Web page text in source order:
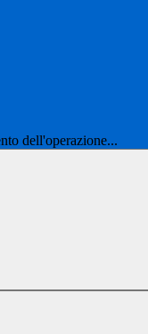
dell'operazione...